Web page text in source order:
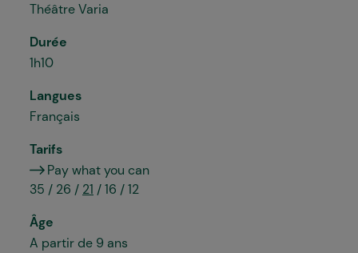
Théâtre Varia
Durée
1h10
Langues
Français
Tarifs
Pay what you can
35 / 26 / 21 / 16 / 12
Âge
A partir de 9 ans